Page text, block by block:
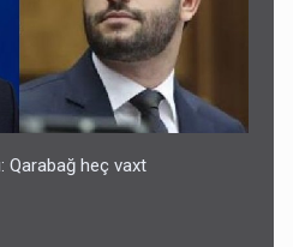
Qarabağ heç vaxt